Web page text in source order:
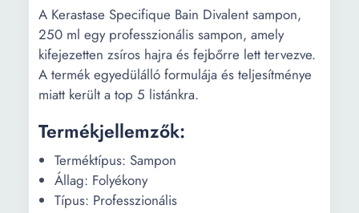
A Kerastase Specifique Bain Divalent sampon,
250 ml egy professzionális sampon, amely
kifejezetten zsíros hajra és fejbőrre lett tervezve.
A termék egyedülálló formulája és teljesítménye
miatt került a top 5 listánkra.
Termékjellemzők:
Terméktípus: Sampon
Állag: Folyékony
Típus: Professzionális